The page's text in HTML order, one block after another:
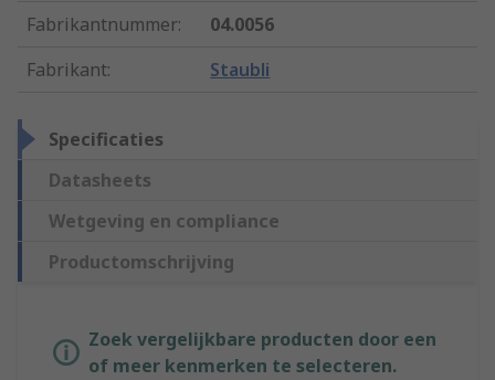
Fabrikantnummer:
04.0056
Fabrikant: Staubli
Specificaties
Datasheets
Wetgeving en compliance
Productomschrijving
Zoek vergelijkbare producten door een
of meer kenmerken te selecteren.